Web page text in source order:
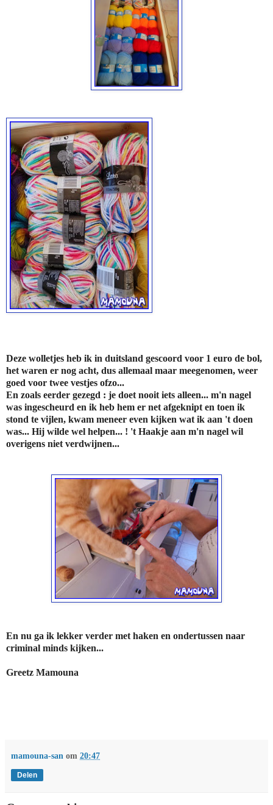
Deze wolletjes heb ik in duitsland gescoord voor 1 euro de bol,
het waren er nog acht, dus allemaal maar meegenomen, weer
goed voor twee vestjes ofzo...
En zoals eerder gezegd : je doet nooit iets alleen... m'n nagel
was ingescheurd en ik heb hem er net afgeknipt en toen ik
stond te vijlen, kwam meneer even kijken wat ik aan 't doen
was... Hij wilde wel helpen... ! 't Haakje aan m'n nagel wil
overigens niet verdwijnen...
En nu ga ik lekker verder met haken en ondertussen naar
criminal minds kijken...
Greetz Mamouna
mamouna-san om 20:47
Delen